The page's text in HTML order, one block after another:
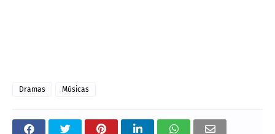
Dramas Músicas